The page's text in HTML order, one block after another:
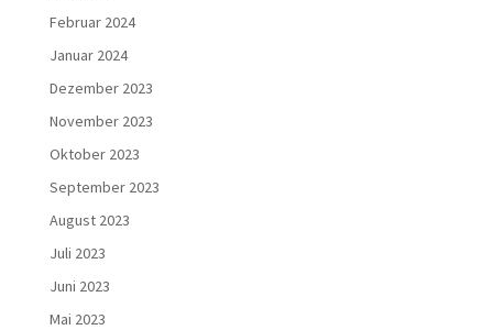
Februar 2024
Januar 2024
Dezember 2023
November 2023
Oktober 2023
September 2023
August 2023
Juli 2023
Juni 2023
Mai 2023